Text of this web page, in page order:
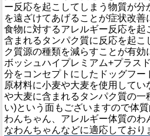
ー反応を起こしてしまう物質が
を遠ざけてあげることが症状改善
食物に対するアレルギー反応を起
含まれるタンパク質に反応を起
ク質源の種類を減らすことが有効
ボッシュハイプレミアム+プラス
分をコンセプトにしたドッグフー
原材料に小麦や大麦を使用して
や大麦に含まれるタンパク質の一
い)という面もございますので体
わんちゃん、アレルギー体質のわ
なわんちゃんなどに適応しており